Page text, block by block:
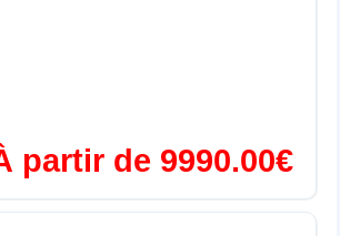
partir de 9990.00€